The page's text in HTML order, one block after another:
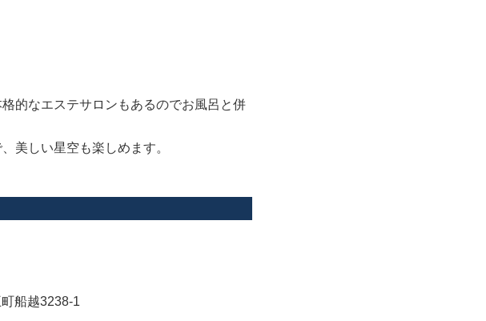
的なエステサロンもあるのでお風呂と併
美しい星空も楽しめます。
船越3238-1